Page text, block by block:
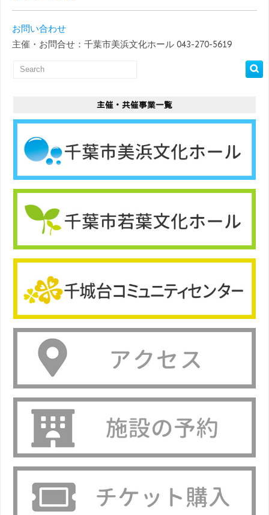
お問い合わせ
主催・お問合せ：千葉市美浜文化ホール 043-270-5619
主催・共催事業一覧